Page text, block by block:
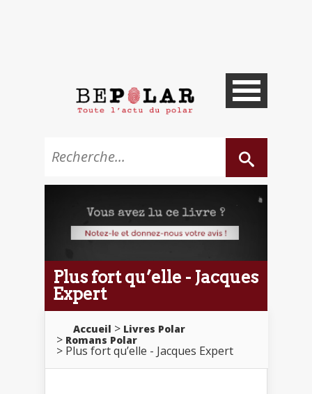
Plus fort qu’elle - Jacques
Expert
Accueil
Livres Polar
Romans Polar
Plus fort qu’elle - Jacques Expert